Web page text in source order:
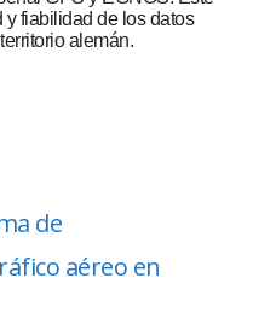
fiabilidad de los datos
alemán.
de
aéreo en